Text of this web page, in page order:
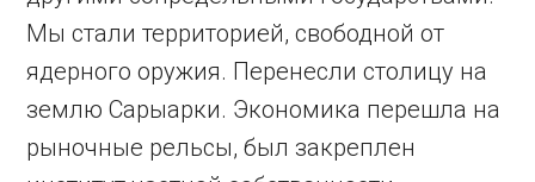
Мы стали территорией, свободной от
ядерного оружия. Перенесли столицу на
землю Сарыарки. Экономика перешла на
рыночные рельсы, был закреплен